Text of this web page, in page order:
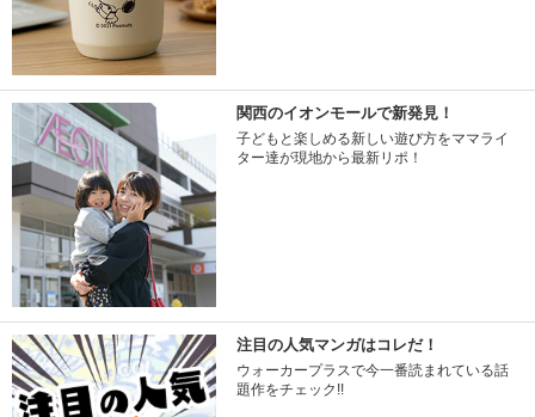
関西のイオンモールで新発見！
子どもと楽しめる新しい遊び方をママライ
ター達が現地から最新リポ！
注目の人気マンガはコレだ！
ウォーカープラスで今一番読まれている話
題作をチェック!!